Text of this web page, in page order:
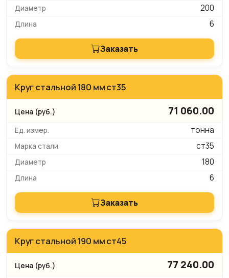
200
6
Заказать
Круг стальной 180 мм ст35
71 060.00
тонна
ст35
180
6
Заказать
Круг стальной 190 мм ст45
77 240.00